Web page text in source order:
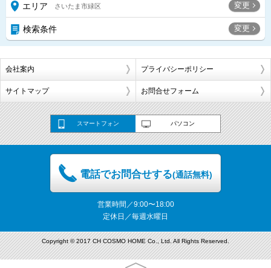
エリア さいたま市緑区 変更
検索条件 変更
会社案内 プライバシーポリシー
サイトマップ お問合せフォーム
スマートフォン パソコン
電話でお問合せする(通話無料)
営業時間／9:00〜18:00
定休日／毎週水曜日
Copyright © 2017 CH COSMO HOME Co., Ltd. All Rights Reserved.